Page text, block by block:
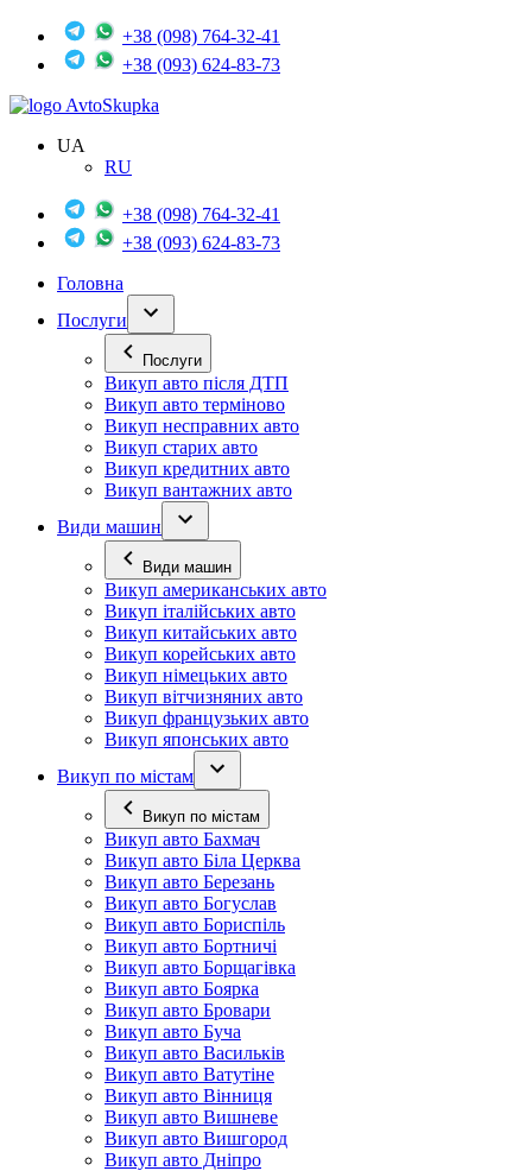
+38 (098) 764-32-41
+38 (093) 624-83-73
AvtoSkupka
UA
RU
+38 (098) 764-32-41
+38 (093) 624-83-73
Головна
Послуги
Послуги
Викуп авто після ДТП
Викуп авто терміново
Викуп несправних авто
Викуп старих авто
Викуп кредитних авто
Викуп вантажних авто
Види машин
Види машин
Викуп американських авто
Викуп італійських авто
Викуп китайських авто
Викуп корейських авто
Викуп німецьких авто
Викуп вітчизняних авто
Викуп французьких авто
Викуп японських авто
Викуп по містам
Викуп по містам
Викуп авто Бахмач
Викуп авто Біла Церква
Викуп авто Березань
Викуп авто Богуслав
Викуп авто Бориспіль
Викуп авто Бортничі
Викуп авто Борщагівка
Викуп авто Боярка
Викуп авто Бровари
Викуп авто Буча
Викуп авто Васильків
Викуп авто Ватутіне
Викуп авто Вінниця
Викуп авто Вишневе
Викуп авто Вишгород
Викуп авто Дніпро